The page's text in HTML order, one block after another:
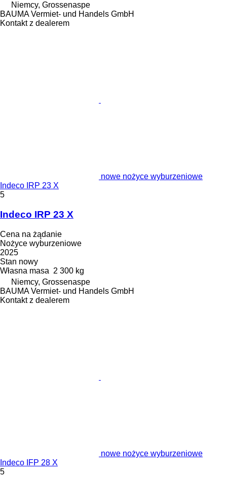
Niemcy, Grossenaspe
BAUMA Vermiet- und Handels GmbH
Kontakt z dealerem
nowe nożyce wyburzeniowe
Indeco IRP 23 X
5
Indeco IRP 23 X
Cena na żądanie
Nożyce wyburzeniowe
2025
Stan nowy
Własna masa 2 300 kg
Niemcy, Grossenaspe
BAUMA Vermiet- und Handels GmbH
Kontakt z dealerem
nowe nożyce wyburzeniowe
Indeco IFP 28 X
5